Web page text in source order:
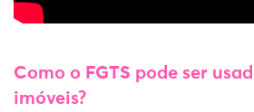
Como o FGTS pode ser
imóveis?